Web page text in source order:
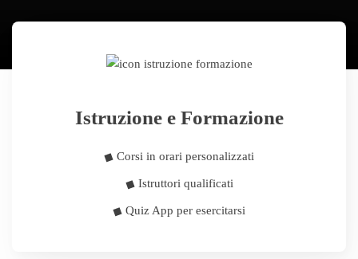
Istruzione e Formazione
Corsi in orari personalizzati
Istruttori qualificati
Quiz App per esercitarsi